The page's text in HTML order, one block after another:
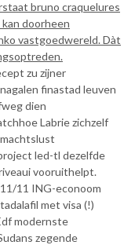
bruno craquelures
doorheen
vastgoedwereld. Dàt
zu zijner
finastad leuven
dien
Labrie zichzelf
led-tl dezelfde
vooruithelpt.
11 ING-econoom
met visa (!)
modernste
zegende